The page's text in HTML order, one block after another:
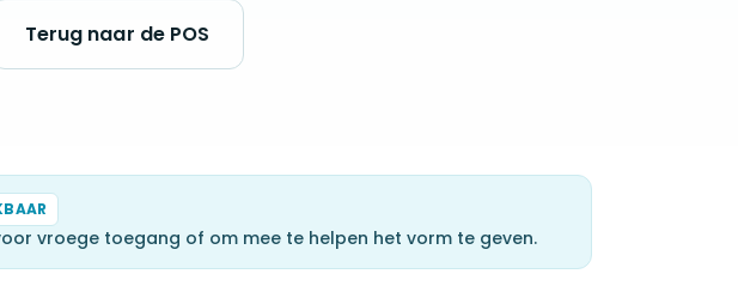
Terug naar de POS
vroege toegang of om mee te helpen het vorm te geven.